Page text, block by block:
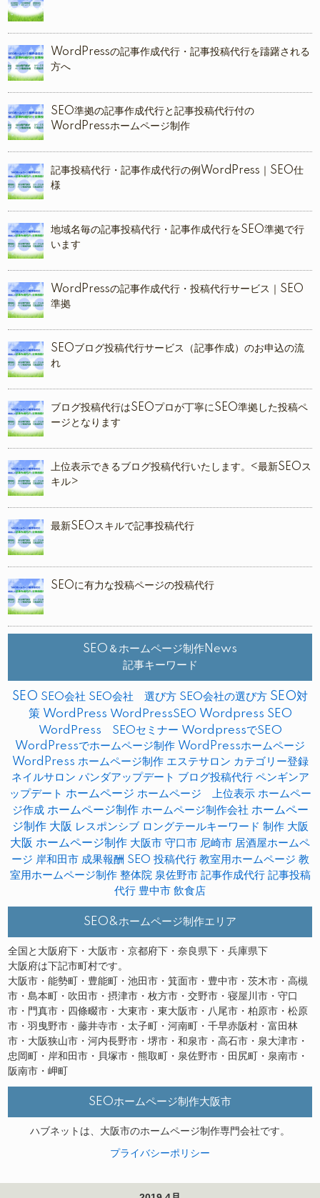
WordPressの記事作成代行・記事投稿代行を躊躇される
方へ
SEO準拠の記事作成代行と記事投稿代行付の
WordPressホームページ制作
記事投稿代行・記事作成代行の例WordPress｜SEO仕
様
地域名毎の記事投稿代行・記事作成代行をSEO準拠で行
います
WordPressの記事作成代行・投稿代行サービス｜SEO
準拠
SEOブログ投稿代行サービス（記事作成）のお申込の流
れ
ブログ投稿代行はSEOプロが丁寧にSEO準拠した投稿ペ
ージとなります
上位表示できるブログ投稿代行いたします。<最新SEOス
キル>
最新SEOスキルで記事投稿代行
SEOに有力な投稿ページの投稿代行
SEO＆ホームページ制作News
記事キーワード
SEO SEO会社 SEO会社 選び方 SEO会社の選び方 SEO対
策 WordPress WordPressSEO Wordpress SEO
WordPress SEOセミナー WordpressでSEO
WordPressでホームページ制作 WordPressホームページ
WordPress ホームページ制作 エステサロン カテゴリー登録
ネイルサロン パンダアップデート ブログ投稿代行 ペンギンア
ップデート ホームページ ホームページ 上位表示 ホームペー
ジ作成 ホームページ制作 ホームページ制作会社 ホームペー
ジ制作 大阪 レスポンシブ ロングテールキーワード 制作 大阪
大阪 ホームページ制作 大阪市 守口市 尼崎市 居酒屋ホームペ
ージ 岸和田市 成果報酬 SEO 投稿代行 教室用ホームページ 教
室用ホームページ制作 整体院 泉佐野市 記事作成代行 記事投稿
代行 豊中市 飲食店
SEO&ホームページ制作エリア
全国と大阪府下・大阪市・京都府下・奈良県下・兵庫県下
大阪府は下記市町村です。
大阪市・能勢町・豊能町・池田市・箕面市・豊中市・茨木市・高槻
市・島本町・吹田市・摂津市・枚方市・交野市・寝屋川市・守口
市・門真市・四條畷市・大東市・東大阪市・八尾市・柏原市・松原
市・羽曳野市・藤井寺市・太子町・河南町・千早赤阪村・富田林
市・大阪狭山市・河内長野市・堺市・和泉市・高石市・泉大津市・
忠岡町・岸和田市・貝塚市・熊取町・泉佐野市・田尻町・泉南市・
阪南市・岬町
SEOホームページ制作大阪市
ハブネットは、大阪市のホームページ制作専門会社です。
プライバシーポリシー